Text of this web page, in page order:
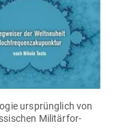
ursprünglich von
Mili­tär­for­